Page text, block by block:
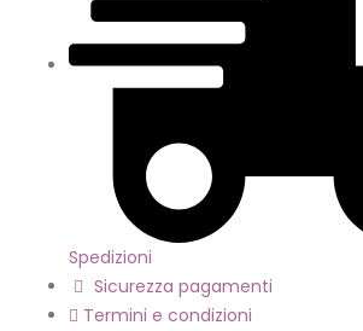
Spedizioni
Sicurezza pagamenti
Termini e condizioni